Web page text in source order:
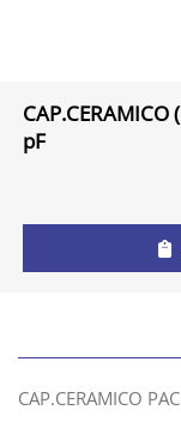
CAP.CERAMICO
pF
CAP.CERAMICO